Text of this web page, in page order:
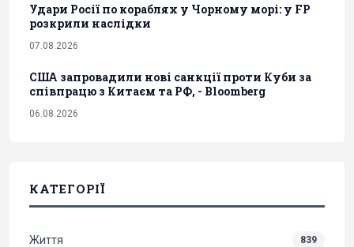
Удари Росії по кораблях у Чорному морі: у FP
розкрили наслідки
07.08.2026
США запровадили нові санкції проти Куби за
співпрацю з Китаєм та РФ, - Bloomberg
06.08.2026
КАТЕГОРІЇ
Життя 839